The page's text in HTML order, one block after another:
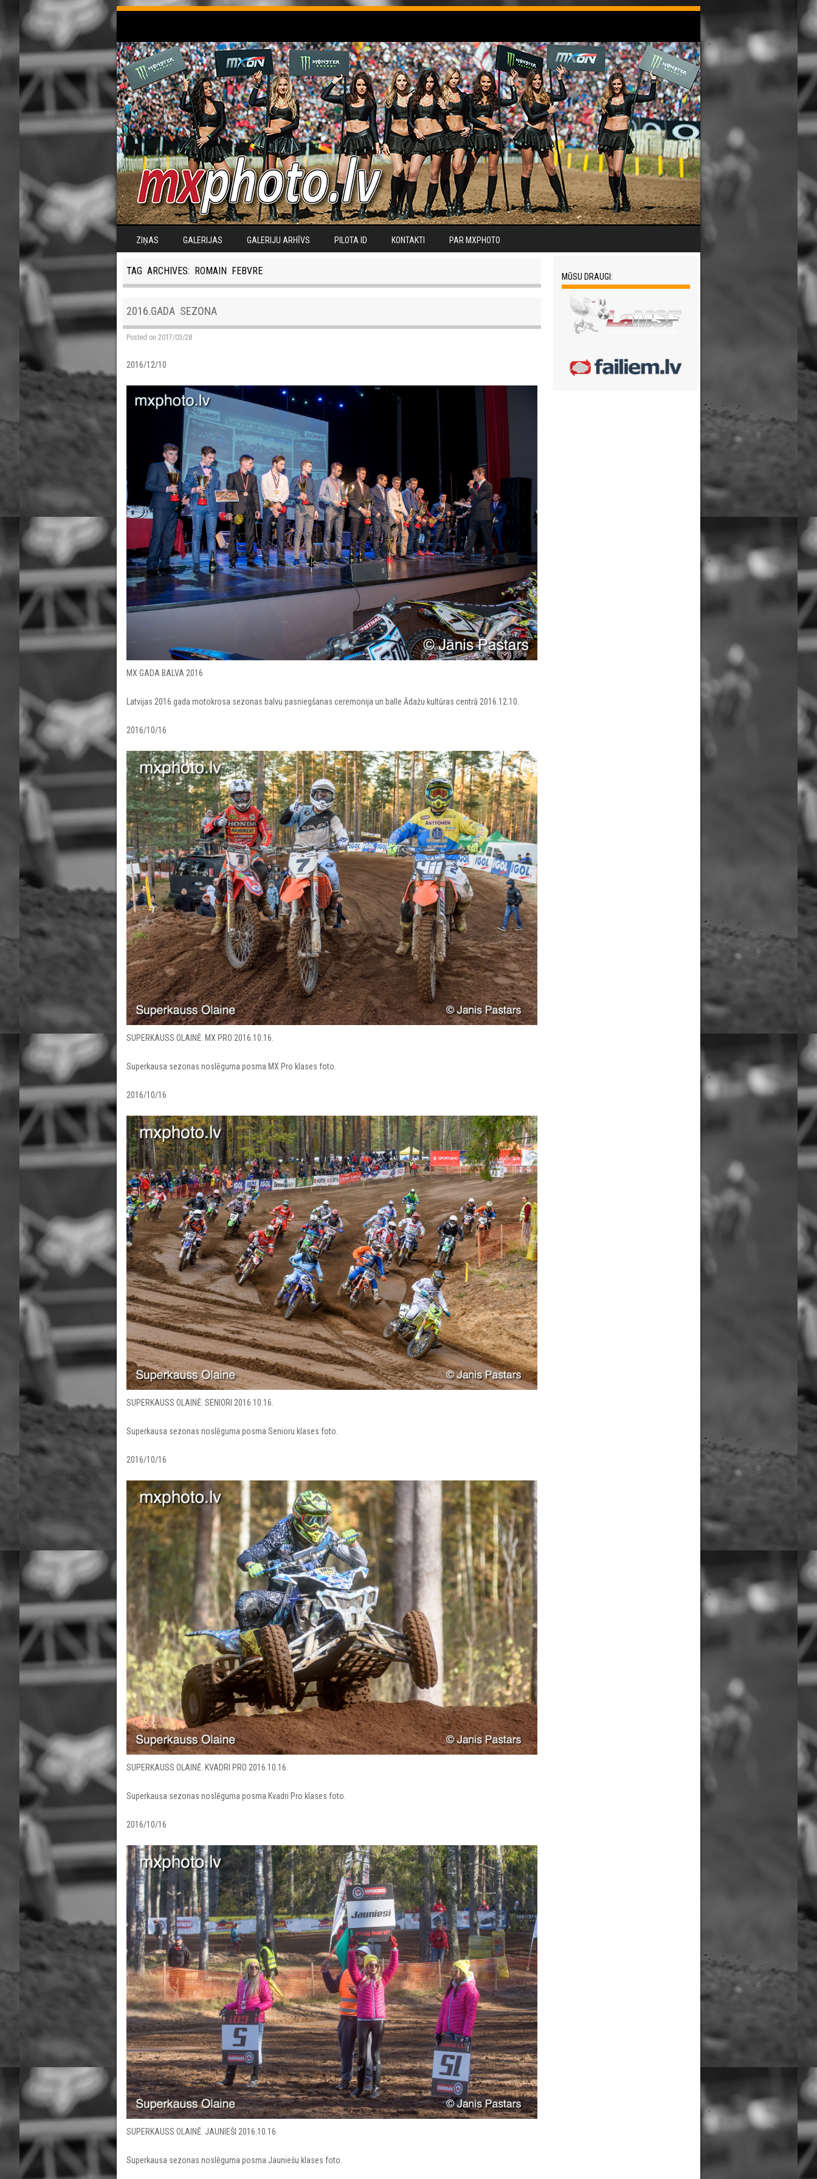
MENU
SKIP TO CONTENT
ZIŅAS GALERIJAS GALERIJU ARHĪVS PILOTA ID KONTAKTI PAR MXPHOTO
TAG ARCHIVES: ROMAIN FEBVRE
2016.GADA SEZONA
Posted on 2017/03/28
2016/12/10
MX GADA BALVA 2016
Latvijas 2016.gada motokrosa sezonas balvu pasniegšanas ceremonija un balle Ādažu kultūras centrā 2016.12.10.
2016/10/16
SUPERKAUSS OLAINĒ. MX PRO 2016.10.16.
Superkausa sezonas noslēguma posma MX Pro klases foto.
2016/10/16
SUPERKAUSS OLAINĒ. SENIORI 2016.10.16.
Superkausa sezonas noslēguma posma Senioru klases foto.
2016/10/16
SUPERKAUSS OLAINĒ. KVADRI PRO 2016.10.16.
Superkausa sezonas noslēguma posma Kvadri Pro klases foto.
2016/10/16
SUPERKAUSS OLAINĒ. JAUNIEŠI 2016.10.16.
Superkausa sezonas noslēguma posma Jauniešu klases foto.
MŪSU DRAUGI: